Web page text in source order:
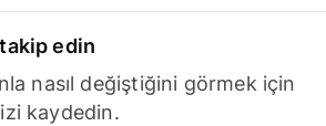
takip edin
nasıl değiştiğini görmek için
kaydedin.